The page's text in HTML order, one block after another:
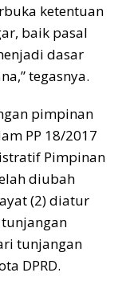
ketentuan
baik pasal
dasar
tegasnya.
pimpinan
PP 18/2017
Pimpinan
diubah
(2) diatur
tunjangan
DPRD.